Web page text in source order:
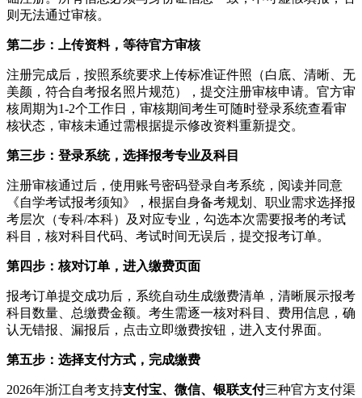
则无法通过审核。
第二步：上传资料，等待官方审核
注册完成后，按照系统要求上传标准证件照（白底、清晰、无
美颜，符合自考报名照片规范），提交注册审核申请。官方审
核周期为1-2个工作日，审核期间考生可随时登录系统查看审
核状态，审核未通过需根据提示修改资料重新提交。
第三步：登录系统，选择报考专业及科目
注册审核通过后，使用账号密码登录自考系统，阅读并同意
《自学考试报考须知》，根据自身备考规划、职业需求选择报
考层次（专科/本科）及对应专业，勾选本次需要报考的考试
科目，核对科目代码、考试时间无误后，提交报考订单。
第四步：核对订单，进入缴费页面
报考订单提交成功后，系统自动生成缴费清单，清晰展示报考
科目数量、总缴费金额。考生需逐一核对科目、费用信息，确
认无错报、漏报后，点击立即缴费按钮，进入支付界面。
第五步：选择支付方式，完成缴费
2026年浙江自考支持支付宝、微信、银联支付三种官方支付渠